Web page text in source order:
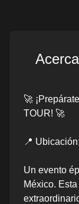
🚀
TOUR! 🚀
📍
Un evento
México.